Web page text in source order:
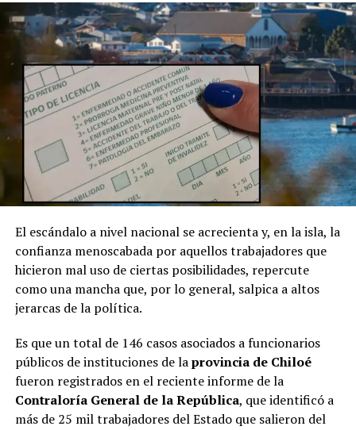
El escándalo a nivel nacional se acrecienta y, en la isla, la
confianza menoscabada por aquellos trabajadores que
hicieron mal uso de ciertas posibilidades, repercute
como una mancha que, por lo general, salpica a altos
jerarcas de la política.
Es que un total de 146 casos asociados a funcionarios
públicos de instituciones de laprovincia de Chiloé
fueron registrados en el reciente informe de la
Contraloría General de la República, que identificó a
más de 25 mil trabajadores del Estado que salieron del